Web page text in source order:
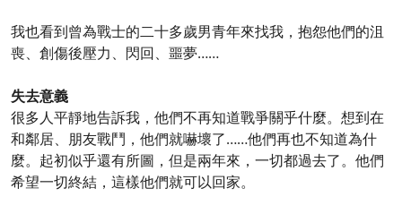
我也看到曾為戰士的二十多歲男青年來找我，抱怨他們的沮
喪、創傷後壓力、閃回、噩夢……
失去意義
很多人平靜地告訴我，他們不再知道戰爭關乎什麼。想到在
和鄰居、朋友戰鬥，他們就嚇壞了……他們再也不知道為什
麼。起初似乎還有所圖，但是兩年來，一切都過去了。他們
希望一切終結，這樣他們就可以回家。